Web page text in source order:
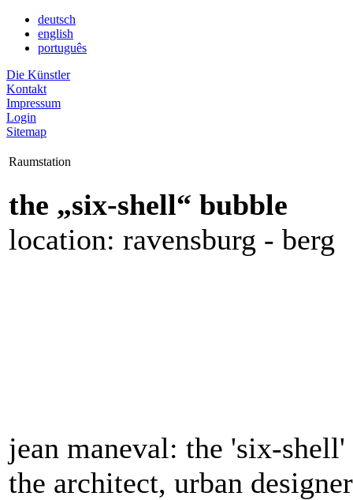
deutsch
english
português
Die Künstler
Kontakt
Impressum
Login
Sitemap
Raumstation
the „six-shell“ bubble
location: ravensburg - berg
jean maneval: the 'six-shell'
the architect, urban